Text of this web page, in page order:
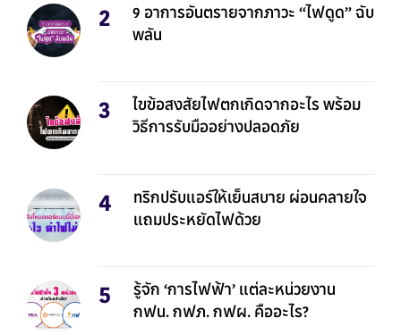
9 อาการอันตรายจากภาวะ “ไฟดูด” ฉับ
พลัน
ไขข้อสงสัยไฟตกเกิดจากอะไร พร้อม
วิธีการรับมืออย่างปลอดภัย
ทริกปรับแอร์ให้เย็นสบาย ผ่อนคลายใจ
แถมประหยัดไฟด้วย
รู้จัก ‘การไฟฟ้า’ แต่ละหน่วยงาน
กฟน. กฟภ. กฟผ. คืออะไร?